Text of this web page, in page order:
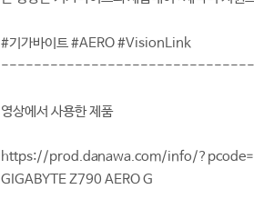
#기가바이트 #AERO #VisionLink
영상에서 사용한 제품
https://prod.danawa.com/info/
GIGABYTE Z790 AERO G